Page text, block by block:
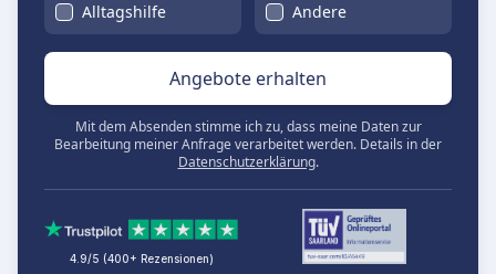
Alltagshilfe Andere
Angebote erhalten
Mit dem Absenden stimme ich zu, dass meine Daten zur
Bearbeitung meiner Anfrage verarbeitet werden. Details in der
Datenschutzerklärung.
4.9/5 (400+ Rezensionen)